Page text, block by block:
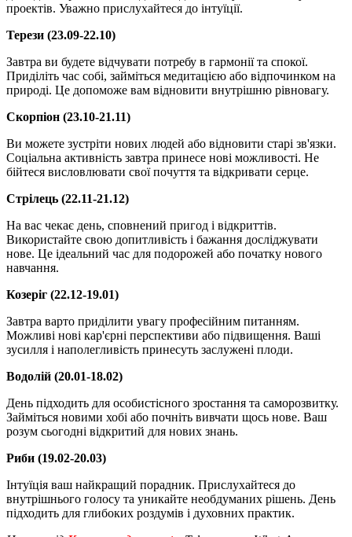
проектів. Уважно прислухайтеся до інтуїції.
Терези (23.09-22.10)
Завтра ви будете відчувати потребу в гармонії та спокої.
Приділіть час собі, займіться медитацією або відпочинком на
природі. Це допоможе вам відновити внутрішню рівновагу.
Скорпіон (23.10-21.11)
Ви можете зустріти нових людей або відновити старі зв'язки.
Соціальна активність завтра принесе нові можливості. Не
бійтеся висловлювати свої почуття та відкривати серце.
Стрілець (22.11-21.12)
На вас чекає день, сповнений пригод і відкриттів.
Використайте свою допитливість і бажання досліджувати
нове. Це ідеальний час для подорожей або початку нового
навчання.
Козеріг (22.12-19.01)
Завтра варто приділити увагу професійним питанням.
Можливі нові кар'єрні перспективи або підвищення. Ваші
зусилля і наполегливість принесуть заслужені плоди.
Водолій (20.01-18.02)
День підходить для особистісного зростання та саморозвитку.
Займіться новими хобі або почніть вивчати щось нове. Ваш
розум сьогодні відкритий для нових знань.
Риби (19.02-20.03)
Інтуїція ваш найкращий порадник. Прислухайтеся до
внутрішнього голосу та уникайте необдуманих рішень. День
підходить для глибоких роздумів і духовних практик.